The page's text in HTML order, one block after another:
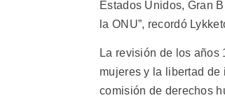
Estados Unidos, Gran
la ONU”, recordó
La revisión de los años
mujeres y la libertad
comisión de derechos